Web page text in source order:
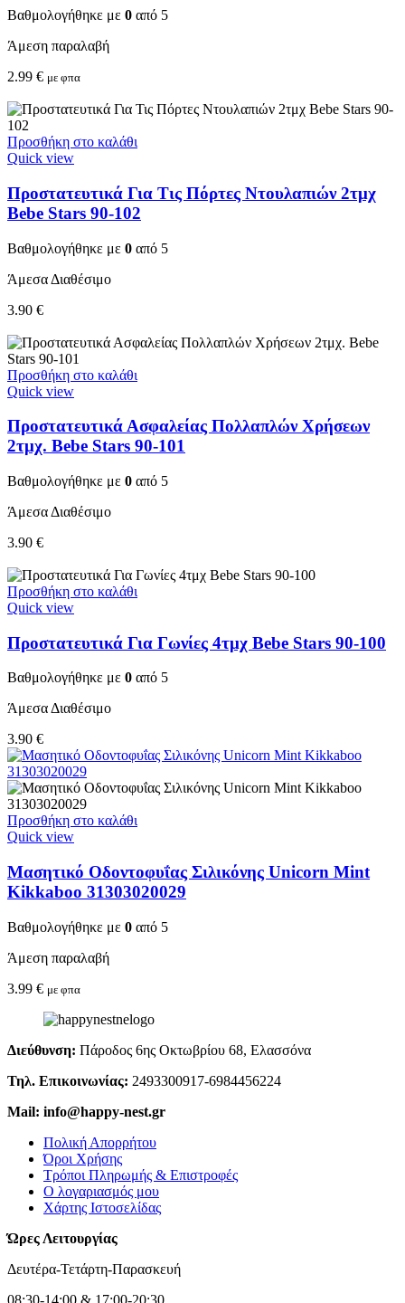
Βαθμολογήθηκε με 0 από 5
Άμεση παραλαβή
2.99 € με φπα
Προσθήκη στο καλάθι
Quick view
Προστατευτικά Για Τις Πόρτες Ντουλαπιών 2τμχ
Bebe Stars 90-102
Βαθμολογήθηκε με 0 από 5
Άμεσα Διαθέσιμο
3.90 €
Προσθήκη στο καλάθι
Quick view
Προστατευτικά Ασφαλείας Πολλαπλών Χρήσεων
2τμχ. Bebe Stars 90-101
Βαθμολογήθηκε με 0 από 5
Άμεσα Διαθέσιμο
3.90 €
Προσθήκη στο καλάθι
Quick view
Προστατευτικά Για Γωνίες 4τμχ Bebe Stars 90-100
Βαθμολογήθηκε με 0 από 5
Άμεσα Διαθέσιμο
3.90 €
Προσθήκη στο καλάθι
Quick view
Μασητικό Οδοντοφυΐας Σιλικόνης Unicorn Mint
Kikkaboo 31303020029
Βαθμολογήθηκε με 0 από 5
Άμεση παραλαβή
3.99 € με φπα
Διεύθυνση: Πάροδος 6ης Οκτωβρίου 68, Ελασσόνα
Τηλ. Επικοινωνίας: 2493300917-6984456224
Mail: info@happy-nest.gr
Πολική Απορρήτου
Όροι Χρήσης
Τρόποι Πληρωμής & Επιστροφές
Ο λογαριασμός μου
Χάρτης Ιστοσελίδας
Ώρες Λειτουργίας
Δευτέρα-Τετάρτη-Παρασκευή
08:30-14:00 & 17:00-20:30